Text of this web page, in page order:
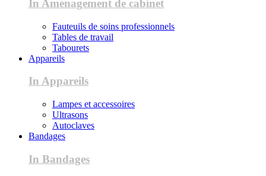
In Aménagement de cabinet
Fauteuils de soins professionnels
Tables de travail
Tabourets
Appareils
In Appareils
Lampes et accessoires
Ultrasons
Autoclaves
Bandages
In Bandages